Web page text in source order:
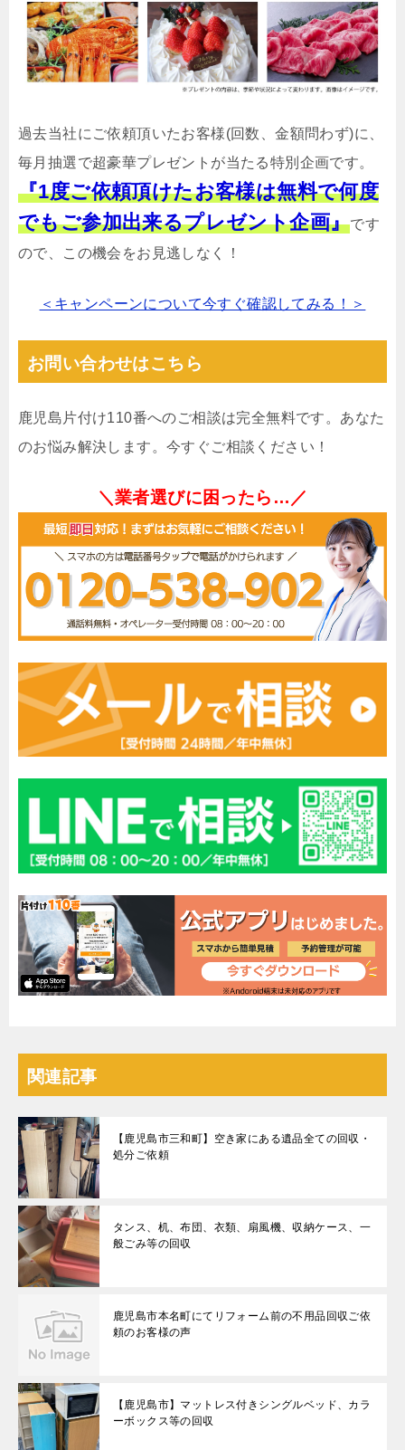
過去当社にご依頼頂いたお客様(回数、金額問わず)に、
毎月抽選で超豪華プレゼントが当たる特別企画です。
『1度ご依頼頂けたお客様は無料で何度
でもご参加出来るプレゼント企画』です
ので、この機会をお見逃しなく！
＜キャンペーンについて今すぐ確認してみる！＞
お問い合わせはこちら
鹿児島片付け110番へのご相談は完全無料です。あなた
のお悩み解決します。今すぐご相談ください！
＼業者選びに困ったら…／
関連記事
【鹿児島市三和町】空き家にある遺品全ての回収・
処分ご依頼
タンス、机、布団、衣類、扇風機、収納ケース、一
般ごみ等の回収
鹿児島市本名町にてリフォーム前の不用品回収ご依
頼のお客様の声
【鹿児島市】マットレス付きシングルベッド、カラ
ーボックス等の回収